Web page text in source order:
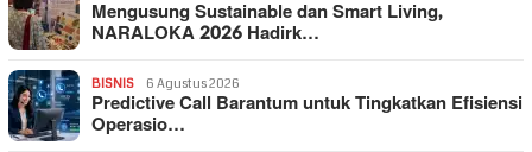
Mengusung Sustainable dan Smart Living,
NARALOKA 2026 Hadirk…
BISNIS 6 Agustus 2026
Predictive Call Barantum untuk Tingkatkan Efisiensi
Operasio…